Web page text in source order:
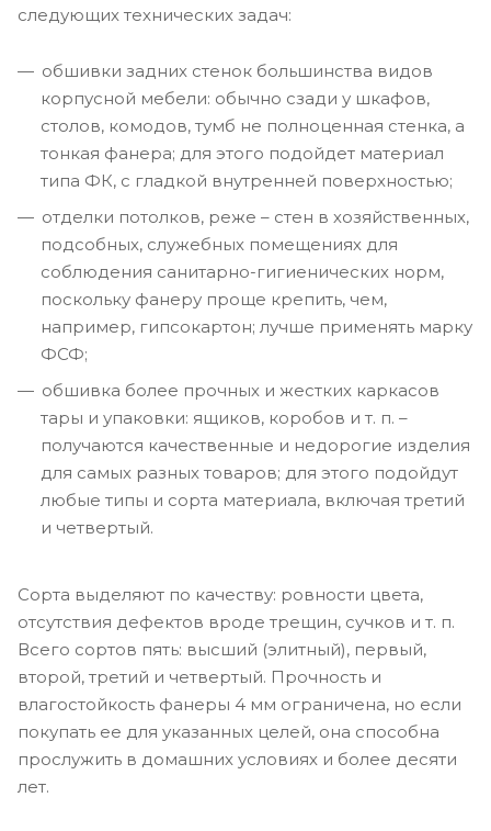
следующих технических задач:
обшивки задних стенок большинства видов
корпусной мебели: обычно сзади у шкафов,
столов, комодов, тумб не полноценная стенка, а
тонкая фанера; для этого подойдет материал
типа ФК, с гладкой внутренней поверхностью;
отделки потолков, реже – стен в хозяйственных,
подсобных, служебных помещениях для
соблюдения санитарно-гигиенических норм,
поскольку фанеру проще крепить, чем,
например, гипсокартон; лучше применять марку
ФСФ;
обшивка более прочных и жестких каркасов
тары и упаковки: ящиков, коробов и т. п. –
получаются качественные и недорогие изделия
для самых разных товаров; для этого подойдут
любые типы и сорта материала, включая третий
и четвертый.
Сорта выделяют по качеству: ровности цвета,
отсутствия дефектов вроде трещин, сучков и т. п.
Всего сортов пять: высший (элитный), первый,
второй, третий и четвертый. Прочность и
влагостойкость фанеры 4 мм ограничена, но если
покупать ее для указанных целей, она способна
прослужить в домашних условиях и более десяти
лет.